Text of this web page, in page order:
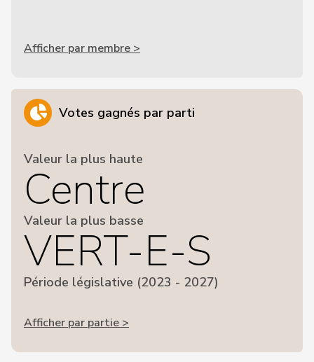
Afficher par membre >
Votes gagnés par parti
Valeur la plus haute
Centre
Valeur la plus basse
VERT-E-S
Période législative (2023 - 2027)
Afficher par partie >